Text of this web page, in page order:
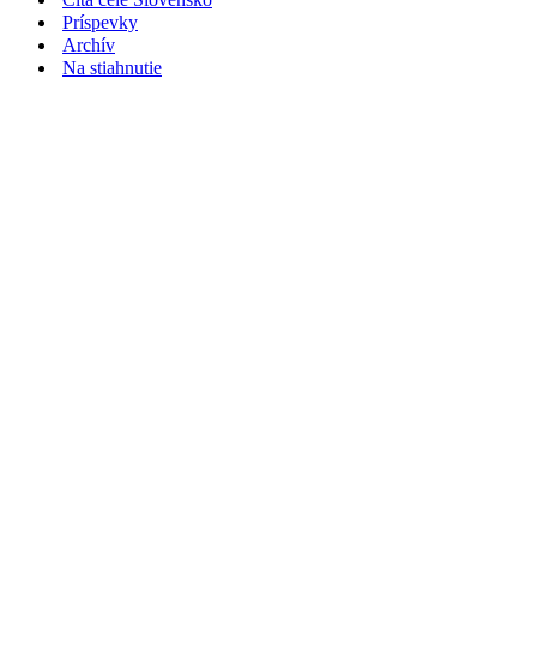
Príspevky
Archív
Na stiahnutie